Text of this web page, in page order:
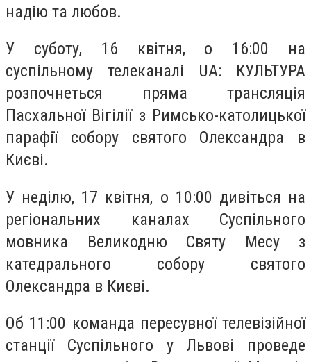
надію та любов.
У суботу, 16 квітня, о 16:00 на
суспільному телеканалі UA: КУЛЬТУРА
розпочнеться пряма трансляція
Пасхальної Вігілії з Римсько-католицької
парафії собору святого Олександра в
Києві.
У неділю, 17 квітня, о 10:00 дивіться на
регіональних каналах Суспільного
мовника Великодню Святу Месу з
катедрального собору святого
Олександра в Києві.
Об 11:00 команда пересувної телевізійної
станції Суспільного у Львові проведе